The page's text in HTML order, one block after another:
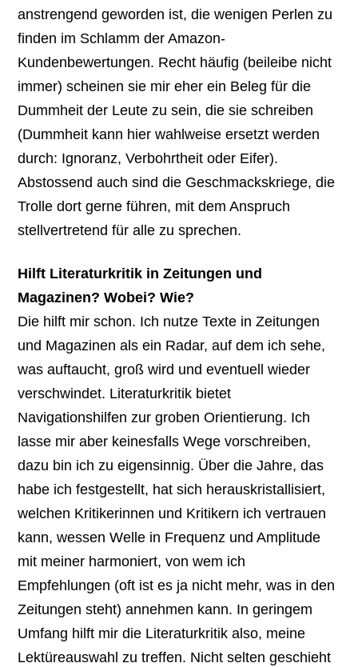
anstrengend geworden ist, die wenigen Perlen zu
finden im Schlamm der Amazon-
Kundenbewertungen. Recht häufig (beileibe nicht
immer) scheinen sie mir eher ein Beleg für die
Dummheit der Leute zu sein, die sie schreiben
(Dummheit kann hier wahlweise ersetzt werden
durch: Ignoranz, Verbohrtheit oder Eifer).
Abstossend auch sind die Geschmackskriege, die
Trolle dort gerne führen, mit dem Anspruch
stellvertretend für alle zu sprechen.
Hilft Literaturkritik in Zeitungen und
Magazinen? Wobei? Wie?
Die hilft mir schon. Ich nutze Texte in Zeitungen
und Magazinen als ein Radar, auf dem ich sehe,
was auftaucht, groß wird und eventuell wieder
verschwindet. Literaturkritik bietet
Navigationshilfen zur groben Orientierung. Ich
lasse mir aber keinesfalls Wege vorschreiben,
dazu bin ich zu eigensinnig. Über die Jahre, das
habe ich festgestellt, hat sich herauskristallisiert,
welchen Kritikerinnen und Kritikern ich vertrauen
kann, wessen Welle in Frequenz und Amplitude
mit meiner harmoniert, von wem ich
Empfehlungen (oft ist es ja nicht mehr, was in den
Zeitungen steht) annehmen kann. In geringem
Umfang hilft mir die Literaturkritik also, meine
Lektüreauswahl zu treffen. Nicht selten geschieht